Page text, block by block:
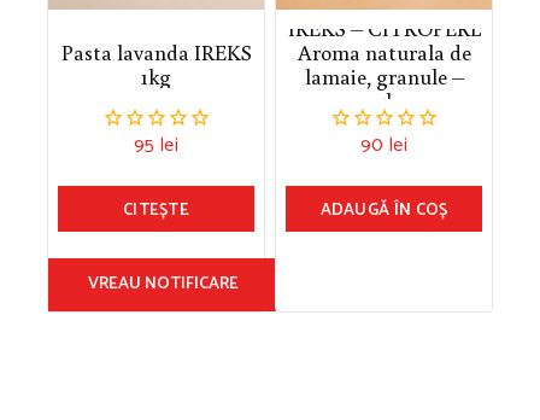
Pasta lavanda IREKS
1kg
5
95 lei
CITEȘTE
VREAU NOTIFICARE
IREKS – CITROPERL
Aroma naturala de
lamaie, granule –
0.5kg
0.00
5
90 lei
ADAUGĂ ÎN COȘ